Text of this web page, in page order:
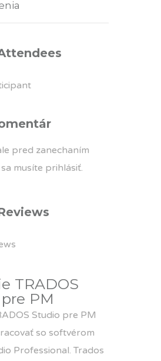
pred zanechaním
musíte prihlásiť.
TRADOS
PM
Studio pre PM
so softvérom
Professional. Trados